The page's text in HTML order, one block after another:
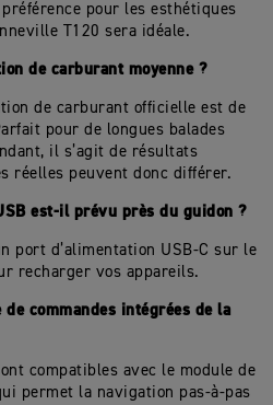
pour les esthétiques
T120 sera idéale.
de carburant moyenne ?
de carburant officielle est de
pour de longues balades
il s’agit de résultats
réelles peuvent donc différer.
est-il prévu près du guidon ?
port d’alimentation USB-C sur le
recharger vos appareils.
commandes intégrées de la
compatibles avec le module de
permet la navigation pas-à-pas